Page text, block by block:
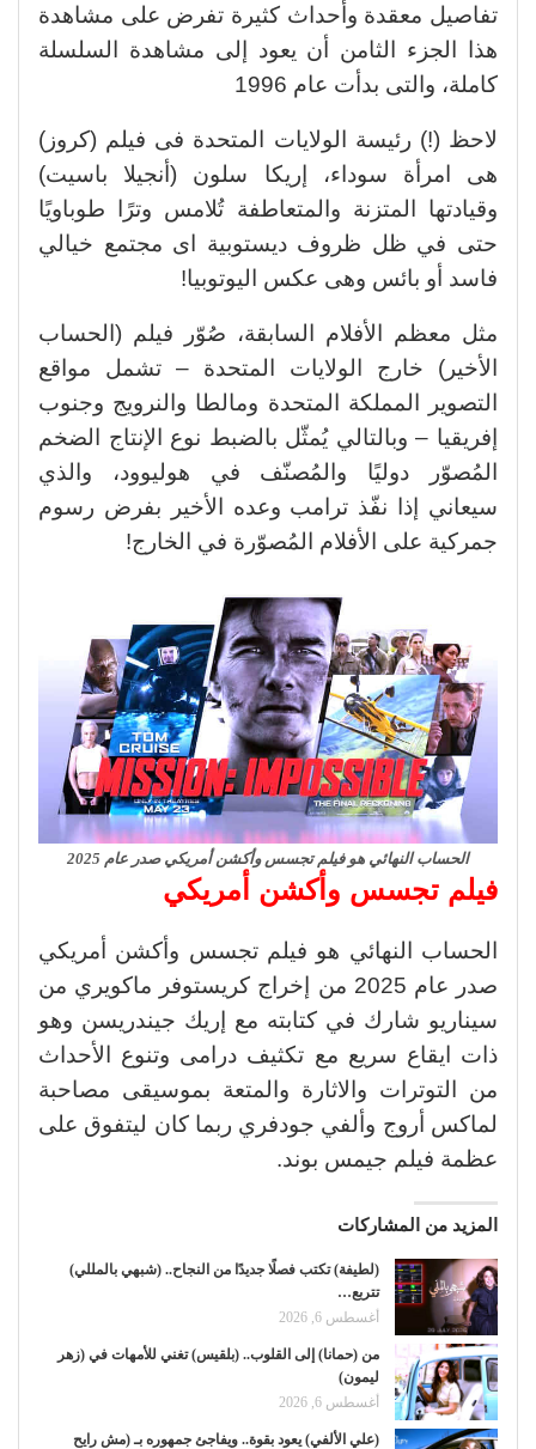
تفاصيل معقدة وأحداث كثيرة تفرض على مشاهدة
هذا الجزء الثامن أن يعود إلى مشاهدة السلسلة
كاملة، والتى بدأت عام 1996
لاحظ (!) رئيسة الولايات المتحدة فى فيلم (كروز)
هى امرأة سوداء، إريكا سلون (أنجيلا باسيت)
وقيادتها المتزنة والمتعاطفة تُلامس وترًا طوباويًا
حتى في ظل ظروف ديستوبية اى مجتمع خيالي
فاسد أو بائس وهى عكس اليوتوبيا!
مثل معظم الأفلام السابقة، صُوّر فيلم (الحساب
الأخير) خارج الولايات المتحدة – تشمل مواقع
التصوير المملكة المتحدة ومالطا والنرويج وجنوب
إفريقيا – وبالتالي يُمثّل بالضبط نوع الإنتاج الضخم
المُصوّر دوليًا والمُصنّف في هوليوود، والذي
سيعاني إذا نفّذ ترامب وعده الأخير بفرض رسوم
جمركية على الأفلام المُصوّرة في الخارج!
الحساب النهائي هو فيلم تجسس وأكشن أمريكي صدر عام 2025
فيلم تجسس وأكشن أمريكي
الحساب النهائي هو فيلم تجسس وأكشن أمريكي
صدر عام 2025 من إخراج كريستوفر ماكويري من
سيناريو شارك في كتابته مع إريك جيندريسن وهو
ذات ايقاع سريع مع تكثيف درامى وتنوع الأحداث
من التوترات والاثارة والمتعة بموسيقى مصاحبة
لماكس أروج وألفي جودفري ربما كان ليتفوق على
عظمة فيلم جيمس بوند.
المزيد من المشاركات
(لطيفة) تكتب فصلًا جديدًا من النجاح.. (شبهي بالمللي)
تتربع…
أغسطس 6, 2026
من (حمانا) إلى القلوب.. (بلقيس) تغني للأمهات في (زهر
ليمون)
أغسطس 6, 2026
(علي الألفي) يعود بقوة.. ويفاجئ جمهوره بـ (مش رايح